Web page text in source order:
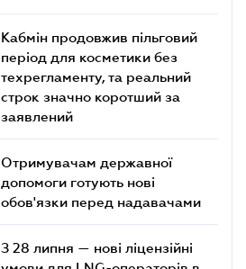
Кабмін продовжив пільговий
період для косметики без
техрегламенту, та реальний
строк значно коротший за
заявлений
Отримувачам державної
допомоги готують нові
обов'язки перед надавачами
З 28 липня — нові ліцензійні